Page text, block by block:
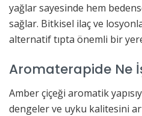
yağlar sayesinde hem
sağlar. Bitkisel ilaç ve
alternatif tıpta önemli bir
Aromaterapide Ne
Amber çiçeği aromatik
dengeler ve uyku kalitesini